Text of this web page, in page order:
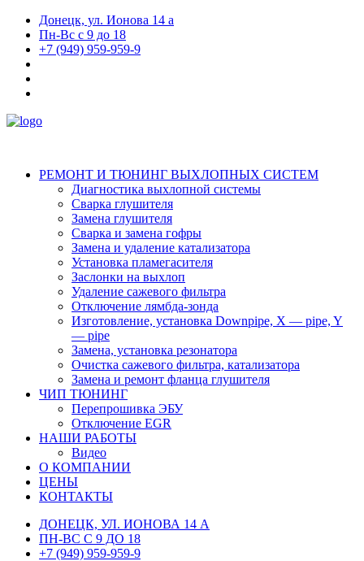
Донецк, ул. Ионова 14 а
Пн-Вс с 9 до 18
+7 (949) 959-959-9
РЕМОНТ И ТЮНИНГ ВЫХЛОПНЫХ СИСТЕМ
Диагностика выхлопной системы
Сварка глушителя
Замена глушителя
Сварка и замена гофры
Замена и удаление катализатора
Установка пламегасителя
Заслонки на выхлоп
Удаление сажевого фильтра
Отключение лямбда-зонда
Изготовление, установка Downpipe, X — pipe, Y
— pipe
Замена, установка резонатора
Очистка сажевого фильтра, катализатора
Замена и ремонт фланца глушителя
ЧИП ТЮНИНГ
Перепрошивка ЭБУ
Отключение EGR
НАШИ РАБОТЫ
Видео
О КОМПАНИИ
ЦЕНЫ
КОНТАКТЫ
ДОНЕЦК, УЛ. ИОНОВА 14 А
ПН-ВС С 9 ДО 18
+7 (949) 959-959-9